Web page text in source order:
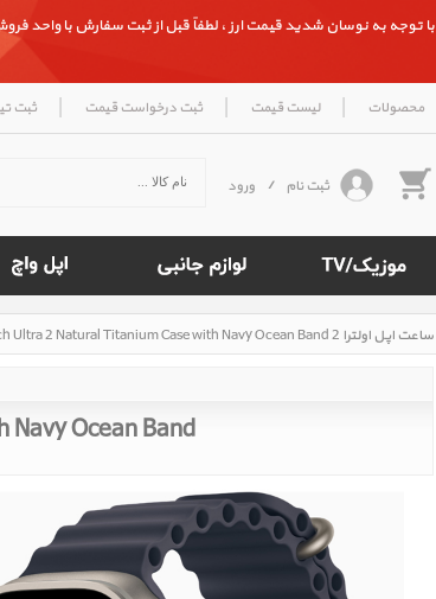
با توجه به نوسان شدید قیمت ارز ، لطفاً قبل از ثبت سفارش با واحد فروش
محصولات | لیست قیمت | ثبت درخواست قیمت | ثبت
ثبت نام / ورود
ساعت اپل اولترا 2 Apple Watch Ultra 2 Natural Titanium Case with Navy Ocean Band، ساعت اپل اولترا 2 بدنه تیتانیوم نچرال و بند اوشن آبی
Rated
Ocean Band